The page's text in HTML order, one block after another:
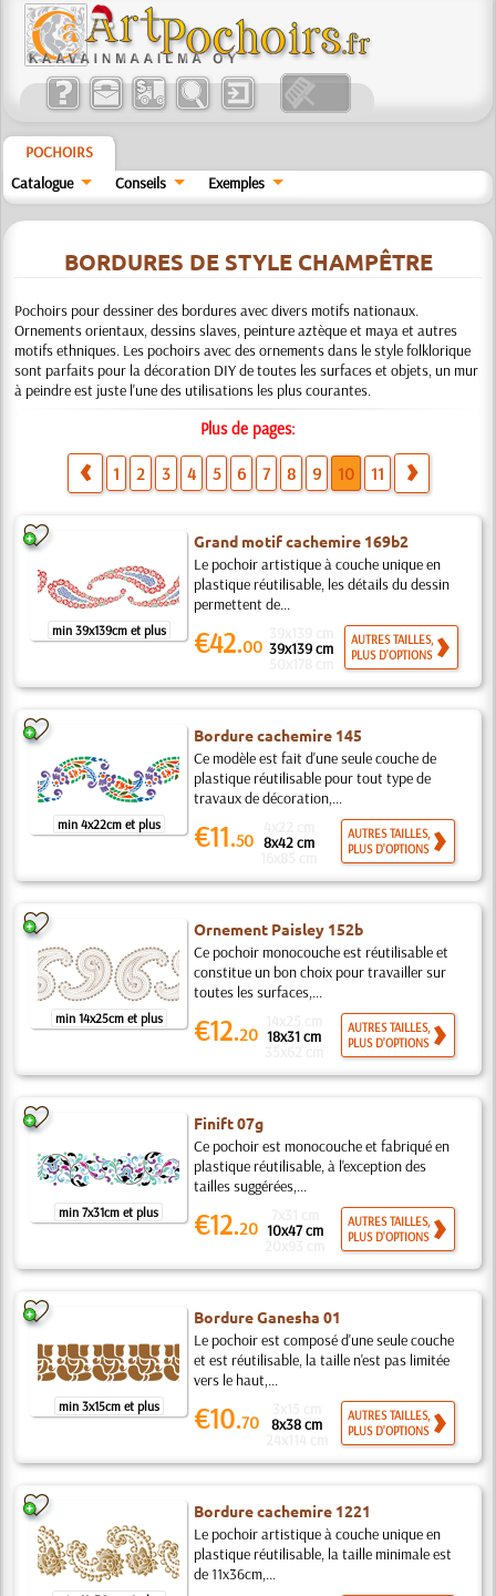
POCHOIRS
Catalogue
Conseils Exemples
BORDURES DE STYLE CHAMPÊTRE
Pochoirs pour dessiner des bordures avec divers motifs nationaux.
Ornements orientaux, dessins slaves, peinture aztèque et maya et autres
motifs ethniques. Les pochoirs avec des ornements dans le style folklorique
sont parfaits pour la décoration DIY de toutes les surfaces et objets, un mur
à peindre est juste l'une des utilisations les plus courantes.
Plus de pages:
1 2 3 4 5 6 7 8 9 10 11
min 39x139cm et plus
Grand motif cachemire 169b2
Le pochoir artistique à couche unique en
plastique réutilisable, les détails du dessin
permettent de...
€42.00 39x139 cm
AUTRES TAILLES,
PLUS D'OPTIONS
min 4x22cm et plus
Bordure cachemire 145
Ce modèle est fait d'une seule couche de
plastique réutilisable pour tout type de
travaux de décoration,...
€11.50 8x42 cm
AUTRES TAILLES,
PLUS D'OPTIONS
min 14x25cm et plus
Ornement Paisley 152b
Ce pochoir monocouche est réutilisable et
constitue un bon choix pour travailler sur
toutes les surfaces,...
€12.20 18x31 cm
AUTRES TAILLES,
PLUS D'OPTIONS
min 7x31cm et plus
Finift 07g
Ce pochoir est monocouche et fabriqué en
plastique réutilisable, à l'exception des
tailles suggérées,...
€12.20 10x47 cm
AUTRES TAILLES,
PLUS D'OPTIONS
min 3x15cm et plus
Bordure Ganesha 01
Le pochoir est composé d'une seule couche
et est réutilisable, la taille n'est pas limitée
vers le haut,...
€10.70 8x38 cm
AUTRES TAILLES,
PLUS D'OPTIONS
Bordure cachemire 1221
Le pochoir artistique à couche unique en
plastique réutilisable, la taille minimale est
de 11x36cm,...